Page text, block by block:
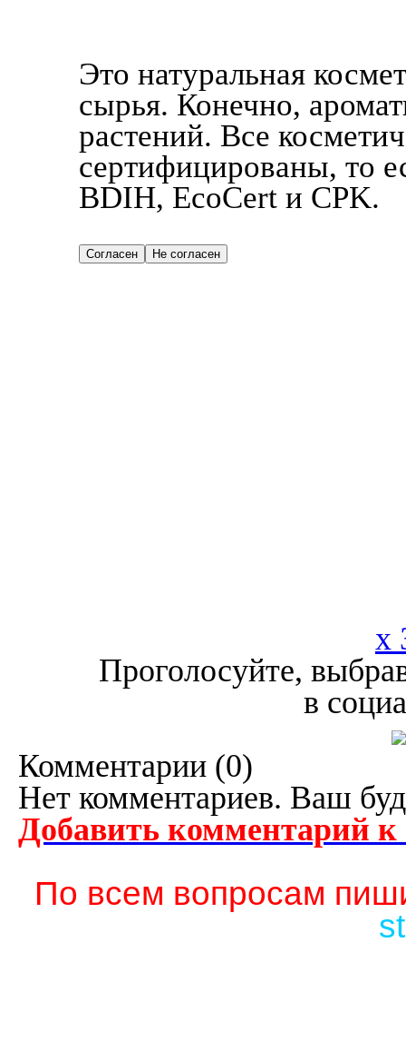
Это натуральная
сырья. Конечно,
растений. Все
сертифицированы, то
BDIH, EcoCert и CPK.
x
Проголосуйте,
в
Комментарии (0)
Нет комментариев. Ваш
Добавить комментарий к
По всем вопросам